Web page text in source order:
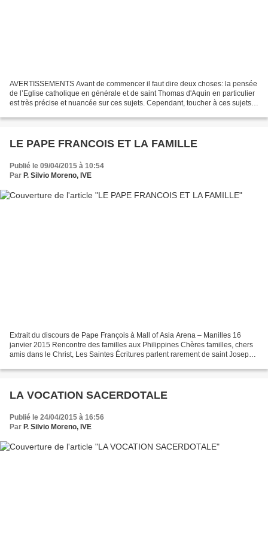
AVERTISSEMENTS Avant de commencer il faut dire deux choses: la pensée
de l’Eglise catholique en générale et de saint Thomas d'Aquin en particulier
est très précise et nuancée sur ces sujets. Cependant, toucher à ces sujets
LE PAPE FRANCOIS ET LA FAMILLE
Publié le 09/04/2015 à 10:54
Par P. Silvio Moreno, IVE
Extrait du discours de Pape François à Mall of Asia Arena – Manilles 16
janvier 2015 Rencontre des familles aux Philippines Chères familles, chers
amis dans le Christ, Les Saintes Écritures parlent rarement de saint Joseph,
LA VOCATION SACERDOTALE
Publié le 24/04/2015 à 16:56
Par P. Silvio Moreno, IVE